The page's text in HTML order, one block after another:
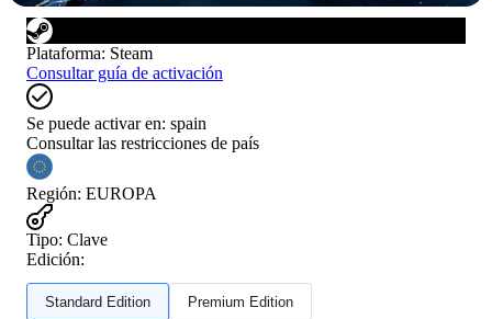
Plataforma: Steam
Consultar guía de activación
Se puede activar en: spain
Consultar las restricciones de país
Región: EUROPA
Tipo: Clave
Edición:
Standard Edition Premium Edition